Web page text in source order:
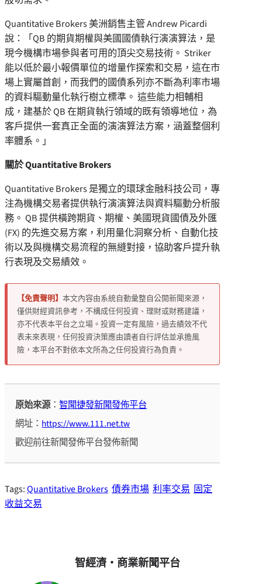
Quantitative Brokers 美洲銷售主管 Andrew Picardi
說：「QB 的期貨期權與美國國債執行演演算法，是
現今機構市場參與者可用的頂尖交易技術。 Striker
能以低於最小報價單位的增量作探索和交易，這在市
場上實屬首創，而我們的國債系列亦不斷為利率市場
的資料驅動量化執行樹立標準。 這些能力相輔相
成，建基於 QB 在期貨執行領域的既有領導地位，為
客戶提供一套真正全面的演演算法方案，涵蓋整個利
率體系。」
關於 Quantitative Brokers
Quantitative Brokers 是獨立的環球金融科技公司，專
注為機構交易者提供執行演演算法與資料驅動分析服
務。 QB 提供橫跨期貨、期權、美國現貨國債及外匯
(FX) 的先進交易方案，利用量化洞察分析、自動化技
術以及與機構交易流程的無縫對接，協助客戶提升執
行表現及交易績效。
【免責聲明】 本文內容由系統自動彙整自公開新聞來源，
僅供財經資訊參考，不構成任何投資、理財或財務建議，
亦不代表本平台之立場。投資一定有風險，過去績效不代
表未來表現，任何投資決策應由讀者自行評估並承擔風
險，本平台不對依本文所為之任何投資行為負責。
原始來源：智聞捷發新聞發佈平台
網址： https://www.111.net.tw
歡迎前往新聞發佈平台發佈新聞
Tags:Quantitative Brokers 債券市場 利率交易 固定
收益交易
智經濟・商業新聞平台